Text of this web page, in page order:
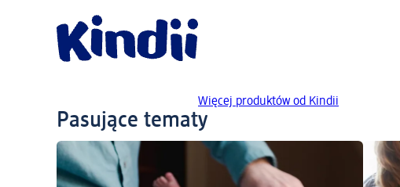
Więcej produktów od Kindii
Pasujące tematy